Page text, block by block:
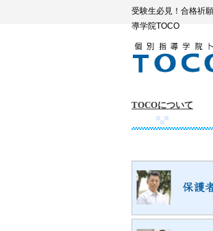
受験生必見！合格祈
導学院TOCO
TOCOについて